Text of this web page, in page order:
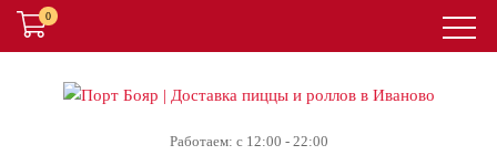
Работаем: с 12:00 - 22:00
0